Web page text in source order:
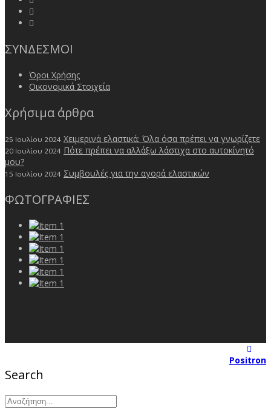
ΣΥΝΔΕΣΜΟΙ
Όροι Χρήσης
Οικονομικά Στοιχεία
Χρήσιμα άρθρα
25 Ιουλίου 2024 Χειμερινά ελαστικά: Όλα όσα πρέπει να γνωρίζετε
20 Ιουλίου 2024 Πότε πρέπει να αλλάξω λάστιχα στο αυτοκίνητό
μου?
15 Ιουλίου 2024 Συμβουλές για την αγορά ελαστικών
ΦΩΤΟΓΡΑΦΙΕΣ
Positron
Search